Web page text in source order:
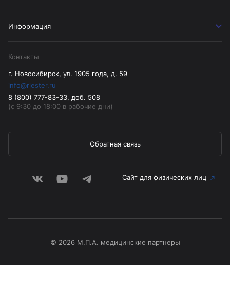
Информация
Контакты
г. Новосибирск, ул. 1905 года, д. 59
info@riester.ru
8 (800) 777-83-33, доб. 508
(с 9:30 до 18:00 в рабочие дни)
Обратная связь
Сайт для физических лиц
© 2026 М.П.А. медицинские партнеры